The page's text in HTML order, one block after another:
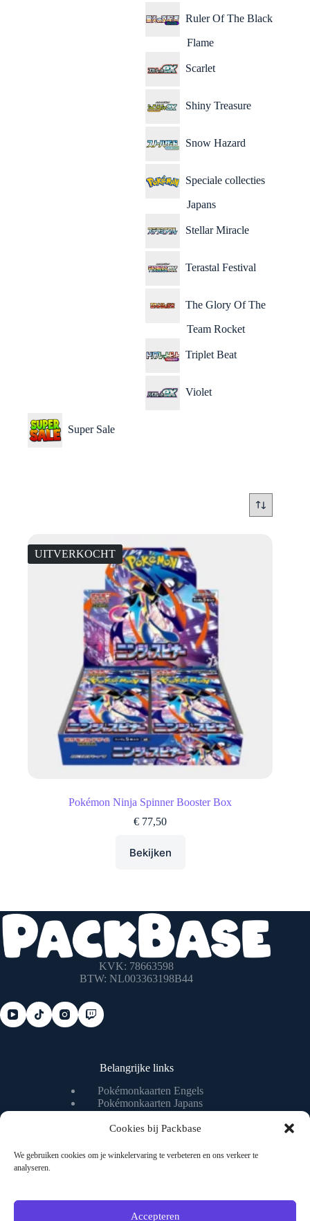
Cookies bij Packbase
We gebruiken cookies om je winkelervaring te verbeteren en ons verkeer te
analyseren.
Accepteren
UITVERKOCHT
Pokémon Ninja Spinner Booster Box
€ 77,50
Bekijken
Ruler Of The Black
Flame
Scarlet
Shiny Treasure
Snow Hazard
Speciale collecties
Japans
Stellar Miracle
Terastal Festival
The Glory Of The
Team Rocket
Triplet Beat
Violet
Super Sale
KVK: 78663598
BTW: NL003363198B44
Belangrijke links
Pokémonkaarten Engels
Pokémonkaarten Japans
Pokémonkaart livestream
Algemene voorwaarden
Privacybeleid